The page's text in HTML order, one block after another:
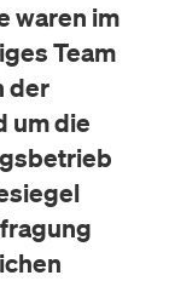
waren im
Team
der
um die